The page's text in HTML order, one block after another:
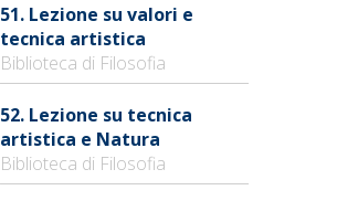
51. Lezione su valori e
tecnica artistica
Biblioteca di Filosofia
52. Lezione su tecnica
artistica e Natura
Biblioteca di Filosofia